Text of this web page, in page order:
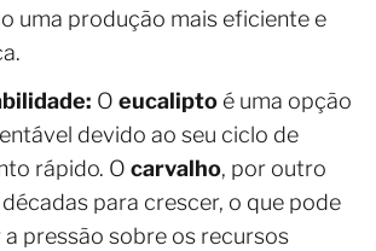
uma produção mais eficiente e
O eucalipto é uma opção
devido ao seu ciclo de
rápido. O carvalho, por outro
para crescer, o que pode
pressão sobre os recursos